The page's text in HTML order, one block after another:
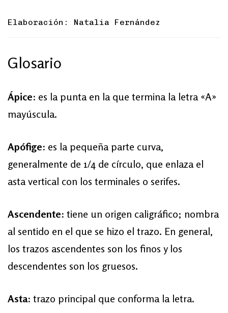
Elaboración: Natalia Fernández
Glosario
Ápice: es la punta en la que termina la letra «A»
mayúscula.
Apófige: es la pequeña parte curva,
generalmente de 1/4 de círculo, que enlaza el
asta vertical con los terminales o serifes.
Ascendente: tiene un origen caligráfico; nombra
al sentido en el que se hizo el trazo. En general,
los trazos ascendentes son los finos y los
descendentes son los gruesos.
Asta: trazo principal que conforma la letra.